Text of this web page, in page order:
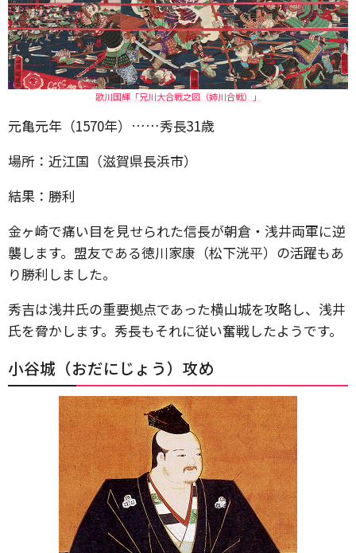
歌川国輝「兄川大合戦之図（姉川合戦）」
元亀元年（1570年）……秀長31歳
場所：近江国（滋賀県長浜市）
結果：勝利
金ヶ崎で痛い目を見せられた信長が朝倉・浅井両軍に逆
襲します。盟友である徳川家康（松下洸平）の活躍もあ
り勝利しました。
秀吉は浅井氏の重要拠点であった横山城を攻略し、浅井
氏を脅かします。秀長もそれに従い奮戦したようです。
小谷城（おだにじょう）攻め